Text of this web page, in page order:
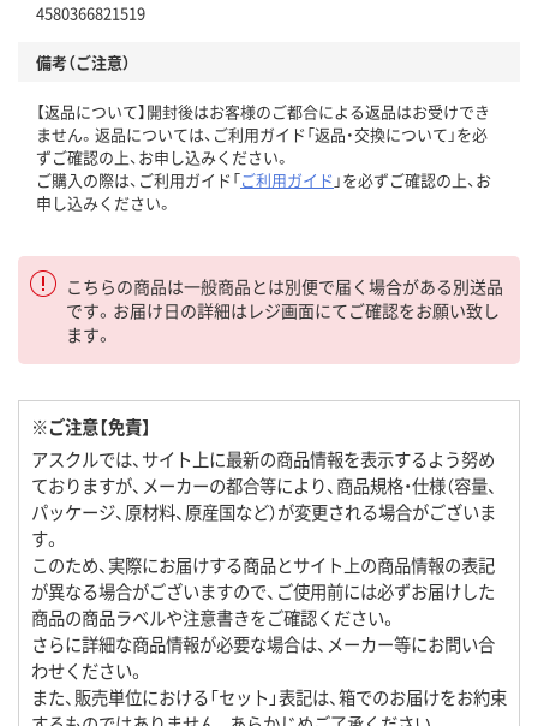
4580366821519
備考（ご注意）
【返品について】開封後はお客様のご都合による返品はお受けでき
ません。返品については、ご利用ガイド「返品・交換について」を必
ずご確認の上、お申し込みください。
ご購入の際は、ご利用ガイド「ご利用ガイド 」を必ずご確認の上、お
申し込みください。
こちらの商品は一般商品とは別便で届く場合がある別送品
です。お届け日の詳細はレジ画面にてご確認をお願い致し
ます。
※ご注意【免責】
アスクルでは、サイト上に最新の商品情報を表示するよう努め
ておりますが、メーカーの都合等により、商品規格・仕様（容量、
パッケージ、原材料、原産国など）が変更される場合がございま
す。
このため、実際にお届けする商品とサイト上の商品情報の表記
が異なる場合がございますので、ご使用前には必ずお届けした
商品の商品ラベルや注意書きをご確認ください。
さらに詳細な商品情報が必要な場合は、メーカー等にお問い合
わせください。
また、販売単位における「セット」表記は、箱でのお届けをお約束